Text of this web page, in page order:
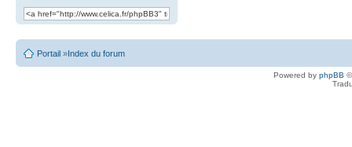
Portail »Index du forum
Powered by phpBB